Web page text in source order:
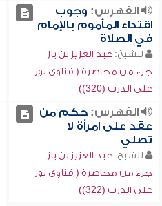
الفهرس: وجوب
اقتداء المأموم بالإمام
في الصلاة
للشيخ: عبد العزيز بن باز
جزء من محاضرة ( فتاوى نور
على الدرب (320))
الفهرس:حكم من
عقد على امرأة لا
تصلي
للشيخ: عبد العزيز بن باز
جزء من محاضرة ( فتاوى نور
على الدرب (322))